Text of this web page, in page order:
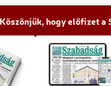
Köszönjük, hogy előfizet a